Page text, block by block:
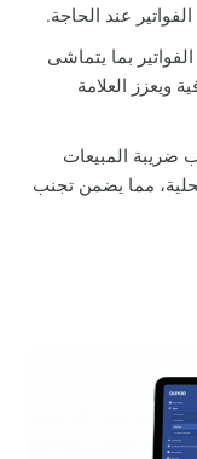
عند الحاجة.
بما يتماشى
ويعزز العلامة
ضريبة المبيعات
مما يضمن تجنب